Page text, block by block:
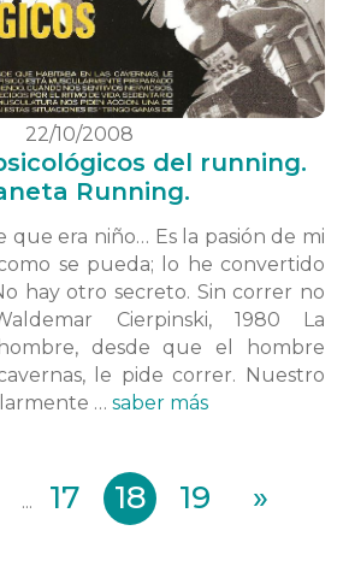
22/10/2008
del running.
Running.
que era niño… Es la pasión de mi
se pueda; lo he convertido
hay otro secreto. Sin correr no
Cierpinski, 1980 La
desde que el hombre
le pide correr. Nuestro
… saber más
... 17 18 19 »